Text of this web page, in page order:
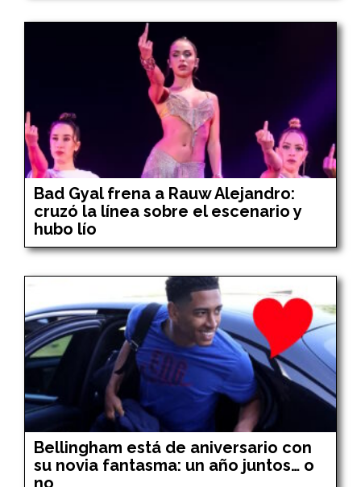
Bad Gyal frena a Rauw Alejandro:
cruzó la línea sobre el escenario y
hubo lío
Bellingham está de aniversario con
su novia fantasma: un año juntos… o